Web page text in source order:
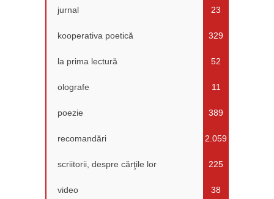
jurnal 23
kooperativa poetică 329
la prima lectură 52
olografe 11
poezie 389
recomandări 2.059
scriitorii, despre cărţile lor 225
video 38